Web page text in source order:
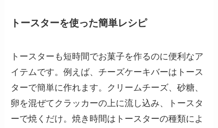
トースターを使った簡単レシピ
トースターも短時間でお菓子を作るのに便利なア
イテムです。例えば、チーズケーキバーはトース
ターで簡単に作れます。クリームチーズ、砂糖、
卵を混ぜてクラッカーの上に流し込み、トースタ
ーで焼くだけ。焼き時間はトースターの種類によ